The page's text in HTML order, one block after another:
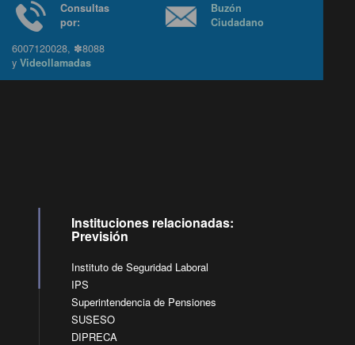
Consultas
6007120028, ✽8088
yVideollamadas
Buzón
Ciudadano
Instituciones relacionadas:
Previsión
Instituto de Seguridad Laboral
IPS
Superintendencia de Pensiones
SUSESO
DIPRECA